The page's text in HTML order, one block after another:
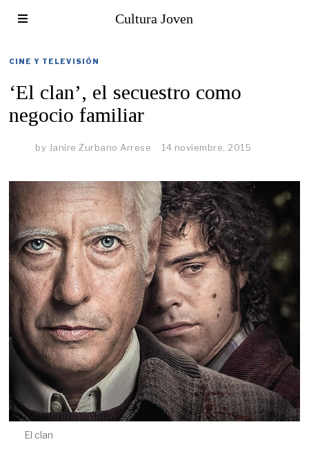
Cultura Joven
CINE Y TELEVISIÓN
‘El clan’, el secuestro como
negocio familiar
by Janire Zurbano Arrese 14 noviembre, 2015
El clan